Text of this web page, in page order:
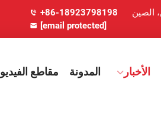
+86-18923798198
[email protected]
الأخبار المدونة مقاطع الفيديو